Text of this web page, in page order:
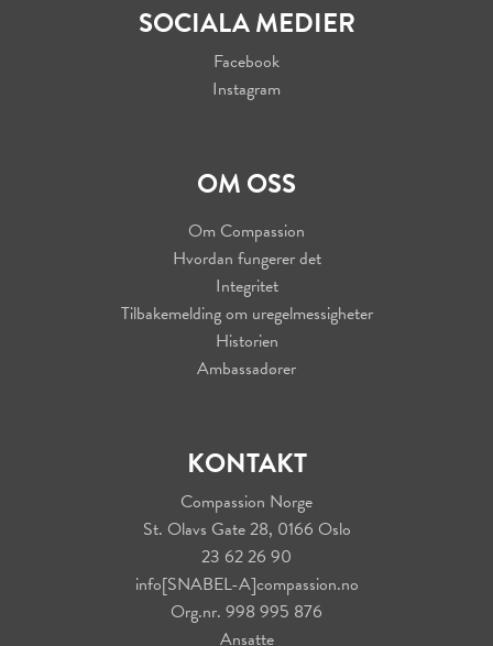
SOCIALA MEDIER
Facebook
Instagram
OM OSS
Om Compassion
Hvordan fungerer det
Integritet
Tilbakemelding om uregelmessigheter
Historien
Ambassadører
KONTAKT
Compassion Norge
St. Olavs Gate 28, 0166 Oslo
23 62 26 90
info[SNABEL-A]compassion.no
Org.nr. 998 995 876
Ansatte